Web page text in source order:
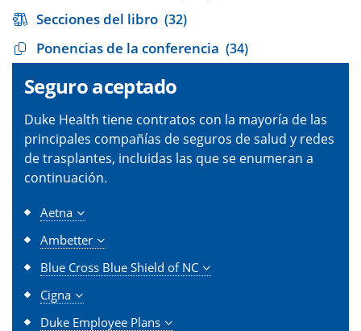
Secciones del libro (32)
Ponencias de la conferencia (34)
Seguro aceptado
Duke Health tiene contratos con la mayoría de las
principales compañías de seguros de salud y redes
de trasplantes, incluidas las que se enumeran a
continuación.
Aetna
Ambetter
Blue Cross Blue Shield of NC
Cigna
Duke Employee Plans